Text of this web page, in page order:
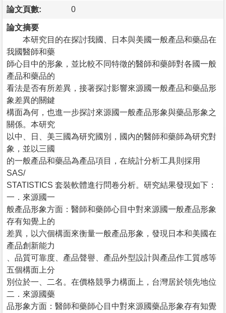
論文頁數: 0
論文摘要
本研究目的在探討我國、日本與美國一般產品和藥品在
我國醫師和藥
師心目中的形象，並比較不同特徵的醫師和藥師對各國一般
產品和藥品的
看法是否有所差異，接著探討影響來源國一般產品和藥品形
象差異的關鍵
構面為何，也進一步探討來源國一般產品形象與藥品形象之
關係。本研究
以中、日、美三國為研究國別，國內的醫師和藥師為研究對
象，並以三國
的一般產品和藥品為產品項目，在統計分析工具則採用
SAS/
STATISTICS 套裝軟體進行問卷分析。研究結果發現如下：
一．來源國一
般產品形象方面：醫師和藥師心目中對來源國一般產品形象
存有知覺上的
差異，以六個構面來衡量一般產品形象，發現日本和美國在
產品創新能力
、品質可靠度、產品聲譽、產品外型設計與產品作工質感等
五個構面上分
別位於一、二名。在價格競爭力構面上，台灣居於領先地位
二．來源國藥
品形象方面：醫師和藥師心目中對來源國藥品形象存有知覺